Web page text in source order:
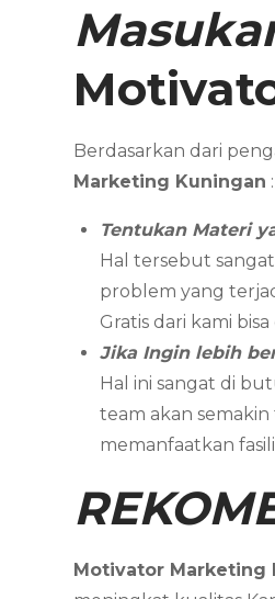
Berdasarkan dari
Marketing Kuningan :
Tentukan Materi
Hal tersebut
problem yang
Gratis dari kami
Jika Ingin lebih
Hal ini sangat di
team akan
memanfaatkan
Motivator Marketing